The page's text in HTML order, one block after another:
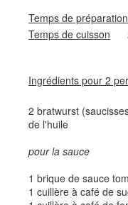
Temps de préparation
Temps de cuisson
Ingrédients pour 2
2 bratwurst
de l'huile
pour la sauce
1 brique de sauce
1 cuillère à café de
Salade d'avocat, au
concombre et au